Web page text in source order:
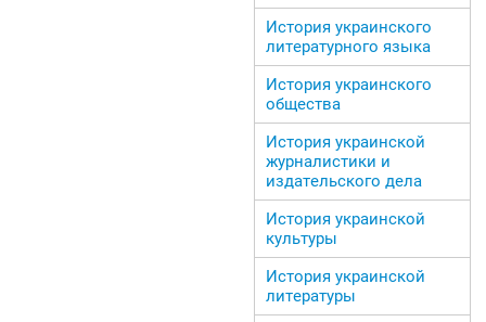
История украинского
литературного языка
История украинского
общества
История украинской
журналистики и
издательского дела
История украинской
культуры
История украинской
литературы